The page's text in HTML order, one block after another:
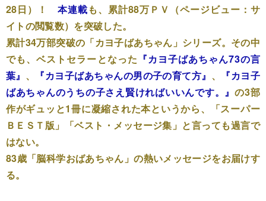
28日）！
本連載も、累計88万ＰＶ（ページビュー：サ
イトの閲覧数）を突破した。
累計34万部突破の「カヨ子ばあちゃん」シリーズ。その中
でも、ベストセラーとなった 『カヨ子ばあちゃん73の言
葉』 、 『カヨ子ばあちゃんの男の子の育て方』 、
『カヨ子
ばあちゃんのうちの子さえ賢ければいいんです。』の3部
作がギュッと1冊に凝縮された本というから、「スーパー
ＢＥＳＴ版」「ベスト・メッセージ集」と言っても過言で
はない。
83歳「脳科学おばあちゃん」の熱いメッセージをお届けす
る。